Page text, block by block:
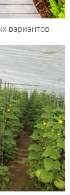
вариантов